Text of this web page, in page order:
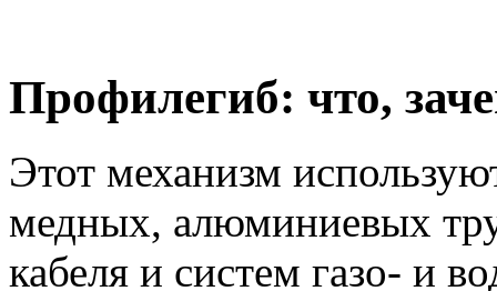
Профилегиб: что,
Этот механизм
медных, алюминиевых
кабеля и систем газо- и